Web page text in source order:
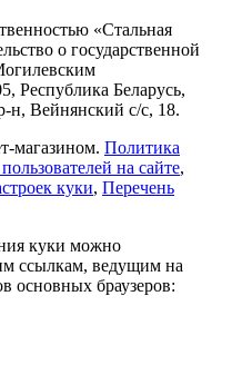
«Стальная
о государственной
Республика Беларусь,
н, Вейнянский с/с, 18.
магазином. Политика
на сайте,
куки, Перечень
куки можно
ссылкам, ведущим на
основных браузеров: